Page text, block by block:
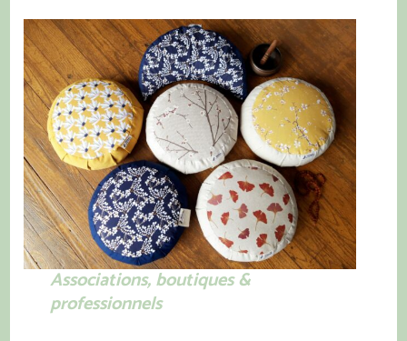
Associations, boutiques &
professionnels